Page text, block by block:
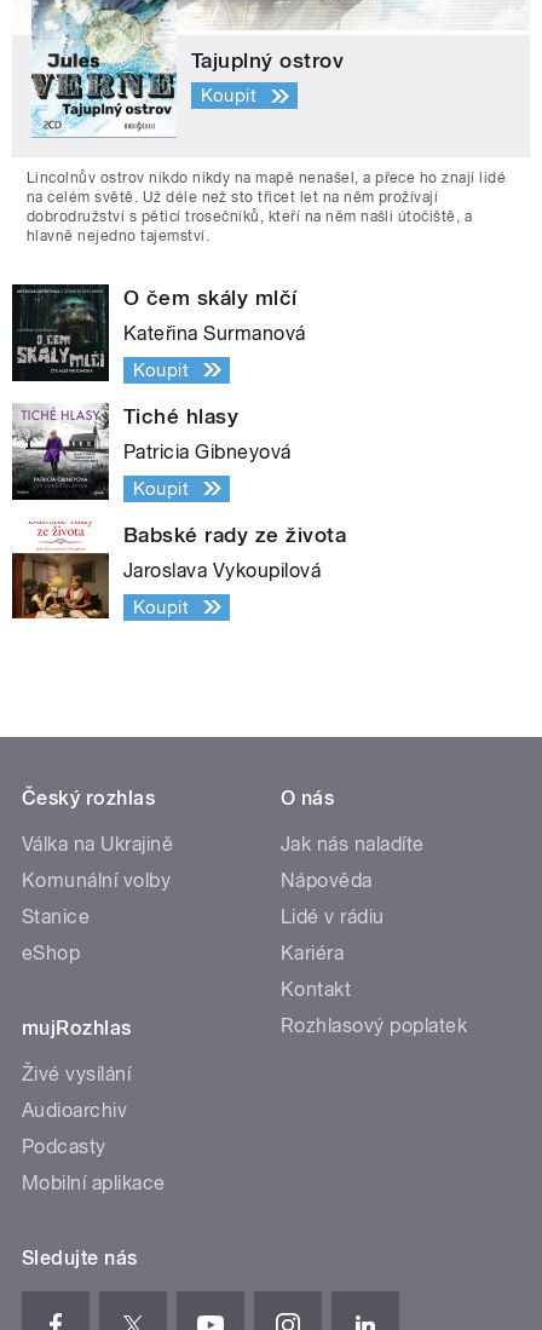
Tajuplný ostrov
Koupit
Lincolnův ostrov nikdo nikdy na mapě nenašel, a přece ho znají lidé
na celém světě. Už déle než sto třicet let na něm prožívají
dobrodružství s pěticí trosečníků, kteří na něm našli útočiště, a
hlavně nejedno tajemství.
O čem skály mlčí
Kateřina Surmanová
Koupit
Tiché hlasy
Patricia Gibneyová
Koupit
Babské rady ze života
Jaroslava Vykoupilová
Koupit
Český rozhlas
Válka na Ukrajině
Komunální volby
Stanice
eShop
mujRozhlas
Živé vysílání
Audioarchiv
Podcasty
Mobilní aplikace
O nás
Jak nás naladíte
Nápověda
Lidé v rádiu
Kariéra
Kontakt
Rozhlasový poplatek
Sledujte nás